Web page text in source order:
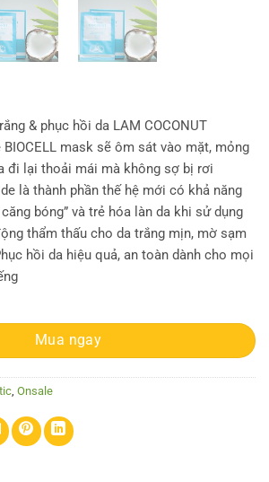
& phục hồi da LAM COCONUT
BIOCELL mask sẽ ôm sát vào mặt, mỏng
đi lại thoải mái mà không sợ bị rơi
là thành phần thế hệ mới có khả năng
bóng” và trẻ hóa làn da khi sử dụng
thẩm thấu cho da trắng mịn, mờ sạm
hồi da hiệu quả, an toàn dành cho mọi
& phục hồi da LAM COCONUT PEPTIDE số
Mua ngay
, Onsale